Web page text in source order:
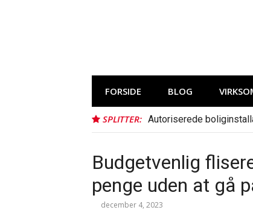
FORSIDE BLOG
SPLITTER: Autoriserede
Budgetvenlig
penge uden at gå
december 4, 2023